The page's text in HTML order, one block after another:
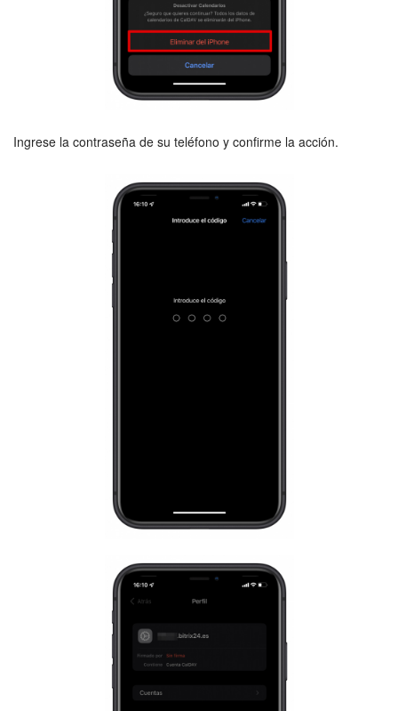
Ingrese la contraseña de su teléfono y confirme la acción.